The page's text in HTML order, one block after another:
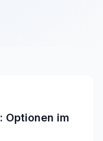
Optionen im